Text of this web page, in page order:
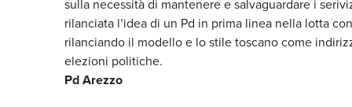
sulla necessità di mantenere e salvaguardare i
rilanciata l’idea di un Pd in prima linea nella lotta
rilanciando il modello e lo stile toscano come
elezioni politiche.
Pd Arezzo